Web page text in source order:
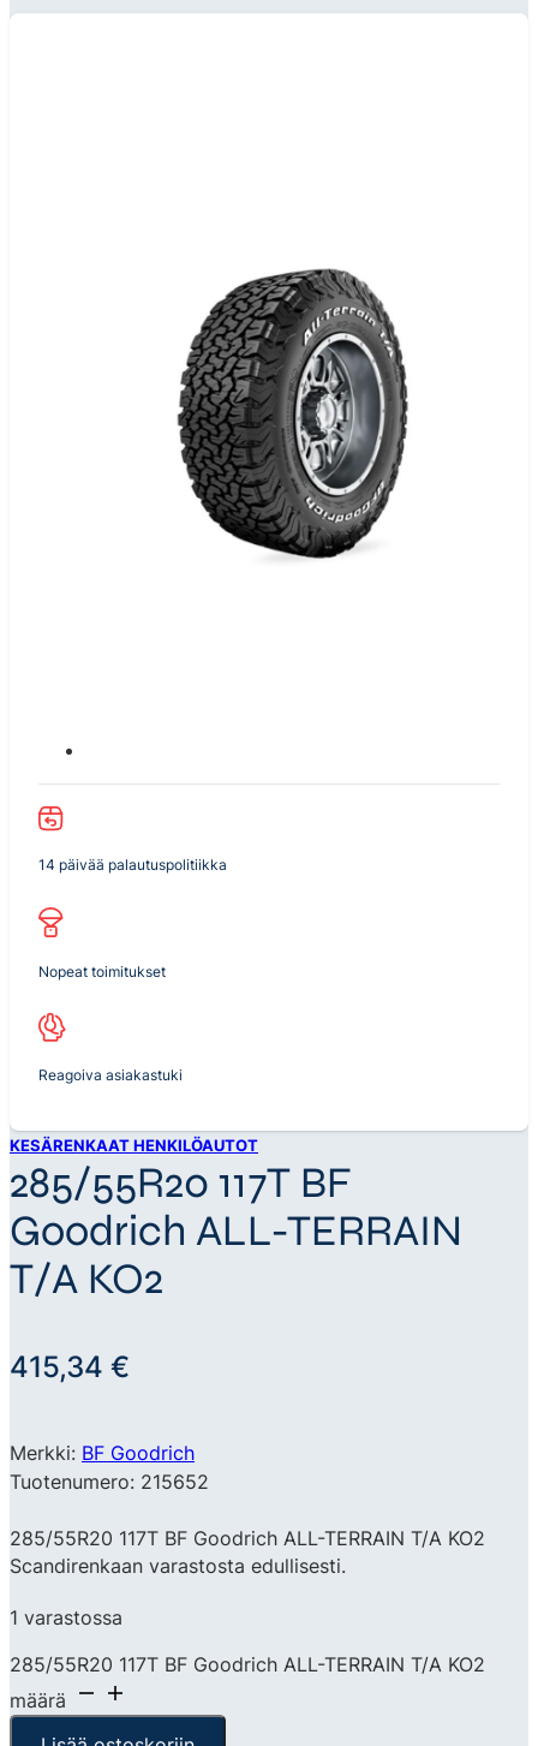
14 päivää palautuspolitiikka
Nopeat toimitukset
Reagoiva asiakastuki
KESÄRENKAAT HENKILÖAUTOT
285/55R20 117T BF
Goodrich ALL-TERRAIN
T/A KO2
415,34 €
Merkki: BF Goodrich
Tuotenumero: 215652
285/55R20 117T BF Goodrich ALL-TERRAIN T/A KO2
Scandirenkaan varastosta edullisesti.
1 varastossa
285/55R20 117T BF Goodrich ALL-TERRAIN T/A KO2
määrä